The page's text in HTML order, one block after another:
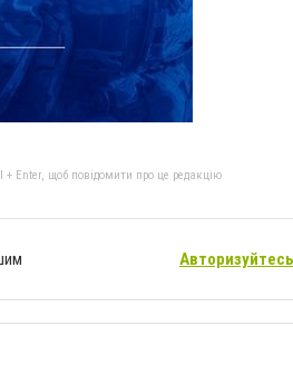
+ Enter, щоб повідомити про це редакцію
Авторизуйтесь